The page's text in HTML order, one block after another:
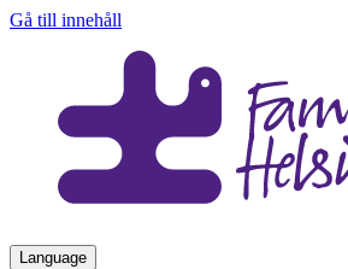
Gå till innehåll
Language